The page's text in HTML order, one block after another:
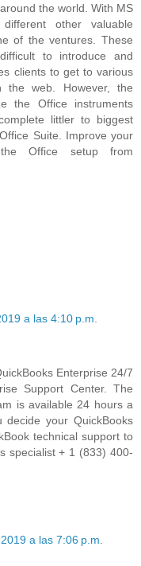
the world. With MS
other valuable
of the ventures. These
to introduce and
clients to get to various
the web. However, the
the Office instruments
littler to biggest
Suite. Improve your
Office setup from
a las 4:10 p.m.
Enterprise 24/7
Support Center. The
is available 24 hours a
your QuickBooks
technical support to
specialist + 1 (833) 400-
2019 a las 7:06 p.m.